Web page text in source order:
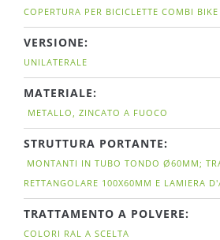
COPERTURA PER BICICLETTE COMBI BIKE
VERSIONE:
UNILATERALE
MATERIALE:
METALLO, ZINCATO A FUOCO
STRUTTURA PORTANTE:
MONTANTI IN TUBO TONDO Ø60MM;
RETTANGOLARE 100X60MM E LAMIERA
TRATTAMENTO A POLVERE:
COLORI RAL A SCELTA